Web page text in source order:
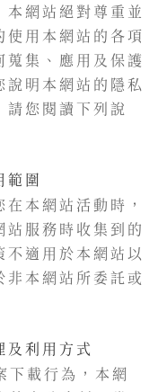
網站絕對尊重並
使用本網站的各項
集、應用及保護
明本網站的隱私
您閱讀下列說
範圍
本網站活動時，
服務時收集到的
適用於本網站以
本網站所委託或
及利用方式
下載行為，本網